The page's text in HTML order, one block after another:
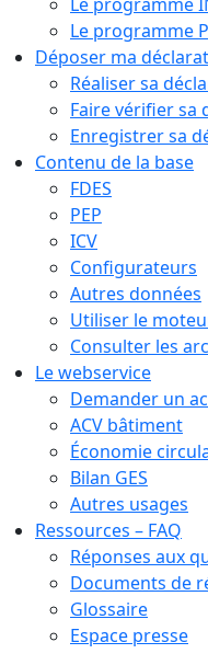
Le programme
Déposer ma
Réaliser sa
Faire vérifier sa
Enregistrer sa
Contenu de la base
FDES
PEP
ICV
Configurateurs
Autres données
Utiliser le
Consulter les
Le webservice
Demander un
ACV bâtiment
Économie
Bilan GES
Autres usages
Ressources – FAQ
Réponses aux
Documents de
Glossaire
Espace presse